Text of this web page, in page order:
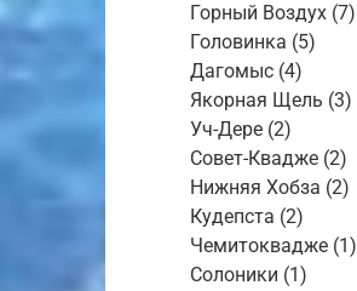
Горный Воздух (7)
Головинка (5)
Дагомыс (4)
Якорная Щель (3)
Уч-Дере (2)
Совет-Квадже (2)
Нижняя Хобза (2)
Кудепста (2)
Чемитоквадже (1)
Солоники (1)